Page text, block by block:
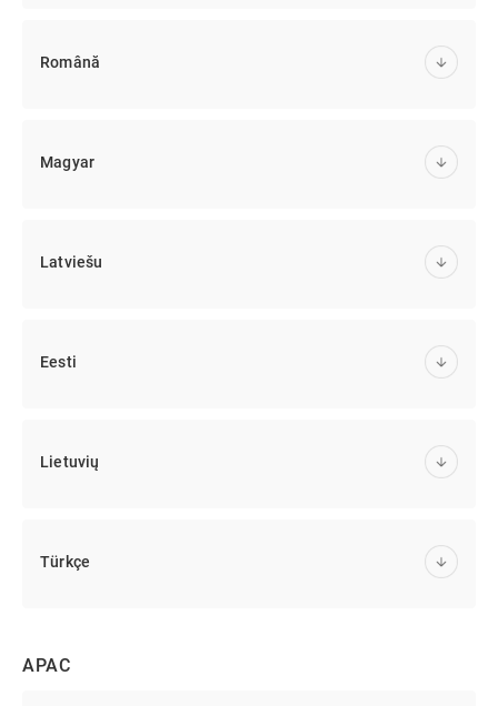
Română
Magyar
Latviešu
Eesti
Lietuvių
Türkçe
APAC